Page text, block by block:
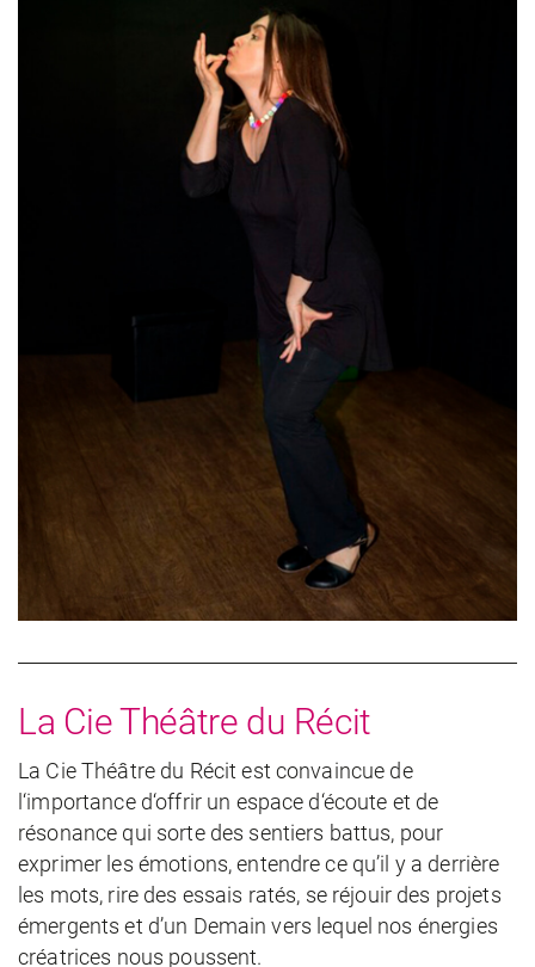
La Cie Théâtre du Récit
La Cie Théâtre du Récit est convaincue de
l‘importance d‘offrir un espace d‘écoute et de
résonance qui sorte des sentiers battus, pour
exprimer les émotions, entendre ce qu’il y a derrière
les mots, rire des essais ratés, se réjouir des projets
émergents et d’un Demain vers lequel nos énergies
créatrices nous poussent.